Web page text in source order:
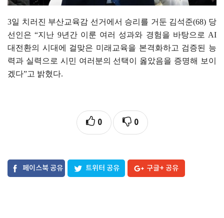
3일 치러진 부산교육감 선거에서 승리를 거둔 김석준(68) 당
선인은“지난 9년간 이룬 여러 성과와 경험을 바탕으로 AI
대전환의 시대에 걸맞은 미래교육을 본격화하고 검증된 능
력과 실력으로 시민 여러분의 선택이 옳았음을 증명해 보이
겠다”고 밝혔다.
0 0
페이스북 공유 트위터 공유 구글+ 공유